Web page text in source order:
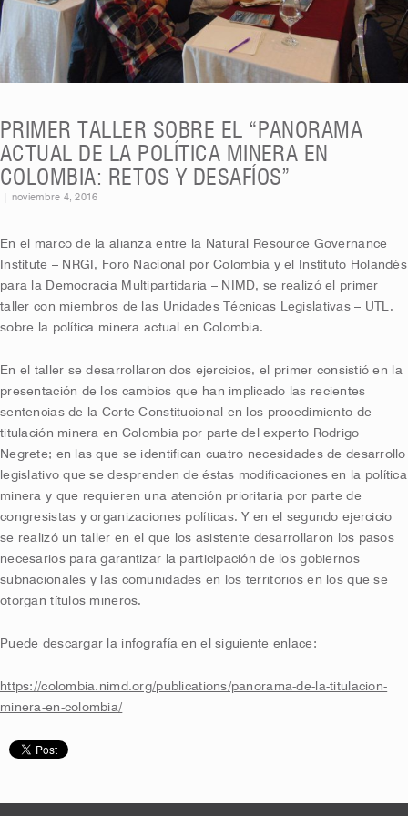
PRIMER TALLER SOBRE EL “PANORAMA
ACTUAL DE LA POLÍTICA MINERA EN
COLOMBIA: RETOS Y DESAFÍOS”
noviembre 4, 2016
En el marco de la alianza entre la Natural Resource Governance
Institute – NRGI, Foro Nacional por Colombia y el Instituto Holandés
para la Democracia Multipartidaria – NIMD, se realizó el primer
taller con miembros de las Unidades Técnicas Legislativas – UTL,
sobre la política minera actual en Colombia.
En el taller se desarrollaron dos ejercicios, el primer consistió en la
presentación de los cambios que han implicado las recientes
sentencias de la Corte Constitucional en los procedimiento de
titulación minera en Colombia por parte del experto Rodrigo
Negrete; en las que se identifican cuatro necesidades de desarrollo
legislativo que se desprenden de éstas modificaciones en la política
minera y que requieren una atención prioritaria por parte de
congresistas y organizaciones políticas. Y en el segundo ejercicio
se realizó un taller en el que los asistente desarrollaron los pasos
necesarios para garantizar la participación de los gobiernos
subnacionales y las comunidades en los territorios en los que se
otorgan títulos mineros.
Puede descargar la infografía en el siguiente enlace:
https://colombia.nimd.org/publications/panorama-de-la-titulacion-
minera-en-colombia/